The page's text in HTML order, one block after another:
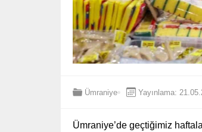
Ümraniye Yayınlama:
Ümraniye’de geçtiğimiz